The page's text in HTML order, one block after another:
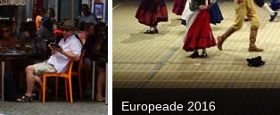
Europeade 2016